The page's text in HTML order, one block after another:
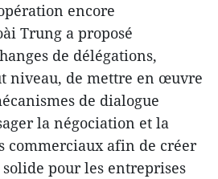
encore
Trung a proposé
de délégations,
niveau, de mettre en œuvre
de dialogue
la négociation et la
commerciaux afin de créer
pour les entreprises